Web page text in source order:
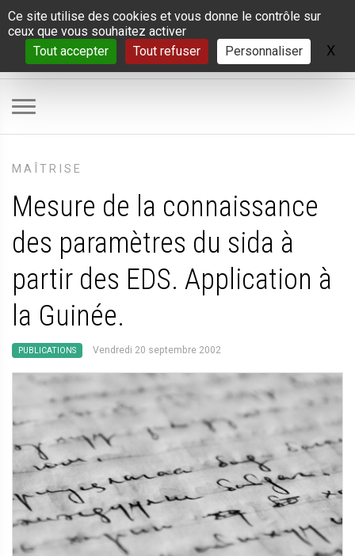
Panneau de gestion des cookies
Ce site utilise des cookies et vous donne le contrôle sur
ceux que vous souhaitez activer
Tout accepter
Tout refuser Personnaliser X
MAÎTRISE
Mesure de la connaissance
des paramètres du sida à
partir des EDS. Application à
la Guinée.
PUBLICATIONS Vendredi 20 septembre 2002